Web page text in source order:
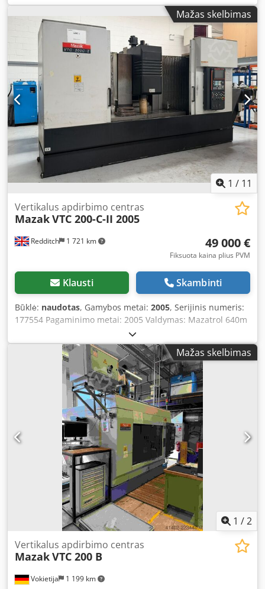
greitis: 8 000 mm/min Sukimosi greičio diapazonas: 40 - 12
000 aps./min. Stalas: 2 000 x 510 mm T–lizdų skaičius: 5 T–
lizdo matmuo (ISO R299): 18 mm Djdpfx Aney Nlv Ne Eekr
T–lizdų atstumas: 100 mm Maksimali stalo apkrova: 1 000
kg Ašies–stalo atstumas (nuo veleno iki stalo): 180 - 690
mm Veleno centras iki kolonos: 530 mm Stalo aukštis: 750
mm
Mažas skelbimas
1 / 11
Redditch 1 721 km
Vertikalus apdirbimo centras
MazakVTC 200-C-II 2005
49 000 €
Fiksuota kaina plius PVM
Klausti Skambinti
Būklė: naudotas, Gamybos metai: 2005, Serijinis numeris:
177554 Pagaminimo metai: 2005 Valdymas: Mazatrol 640m
EIA ir Mazatrol programavimas 30 įrankių magazinas CAT
įrankių tvirtinimas 4-a ašis Drožlių transporteris Mazak
įrankių ilgio matavimo įrenginys Aušinimas per špindelį JK
pirkėjams – Kaina £42,000 + PVM
Transportavimas/pristatymas į kainą neįskaičiuotas.
Djdpfxszilp To An Eokr
Mažas skelbimas
1 /2
Vokietija 1 199 km
Vertikalus apdirbimo centras
MazakVTC 200 B